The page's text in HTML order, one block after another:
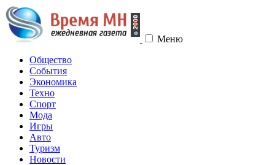
Меню
Общество
События
Экономика
Техно
Спорт
Мода
Игры
Авто
Туризм
Новости